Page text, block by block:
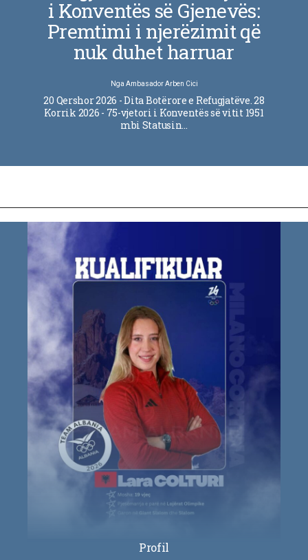
i Konventës së Gjenevës:
Premtimi i njerëzimit që
nuk duhet harruar
Nga Ambasador Arben Cici
20 Qershor 2026 - Dita Botërore e Refugjatëve. 28
Korrik 2026 - 75-vjetori i Konventës së vitit 1951
mbi Statusin…
Profil